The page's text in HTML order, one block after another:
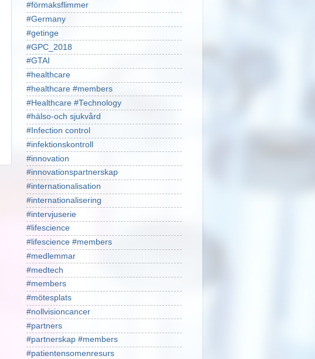
#förmaksflimmer
#Germany
#getinge
#GPC_2018
#GTAI
#healthcare
#healthcare #members
#Healthcare #Technology
#hälso-och sjukvård
#Infection control
#infektionskontroll
#innovation
#innovationspartnerskap
#internationalisation
#internationalisering
#intervjuserie
#lifescience
#lifescience #members
#medlemmar
#medtech
#members
#mötesplats
#nollvisioncancer
#partners
#partnerskap #members
#patientensomenresurs